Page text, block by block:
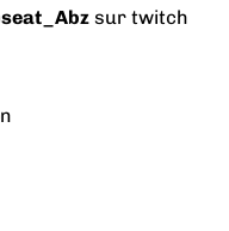
sur twitch